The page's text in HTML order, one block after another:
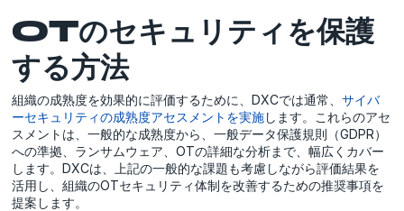
OTのセキュリティを保護
する方法
組織の成熟度を効果的に評価するために、DXCでは通常、サイバ
ーセキュリティの成熟度アセスメントを実施します。これらのアセ
スメントは、一般的な成熟度から、一般データ保護規則（GDPR）
への準拠、ランサムウェア、OTの詳細な分析まで、幅広くカバー
します。DXCは、上記の一般的な課題も考慮しながら評価結果を
活用し、組織のOTセキュリティ体制を改善するための推奨事項を
提案します。